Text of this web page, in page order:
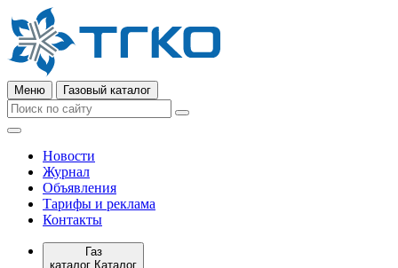
Меню Газовый каталог
Новости
Журнал
Объявления
Тарифы и реклама
Контакты
Газ
каталог Каталог